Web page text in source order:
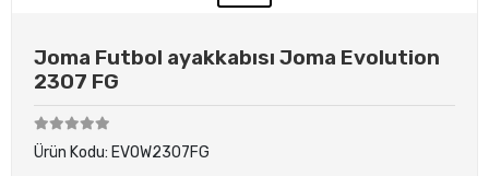
Joma Futbol ayakkabısı Joma Evolution
2307 FG
Ürün Kodu: EVOW2307FG